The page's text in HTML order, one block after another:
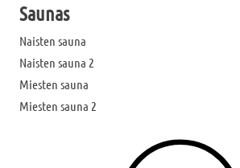
Saunas
Naisten sauna
Naisten sauna 2
Miesten sauna
Miesten sauna 2